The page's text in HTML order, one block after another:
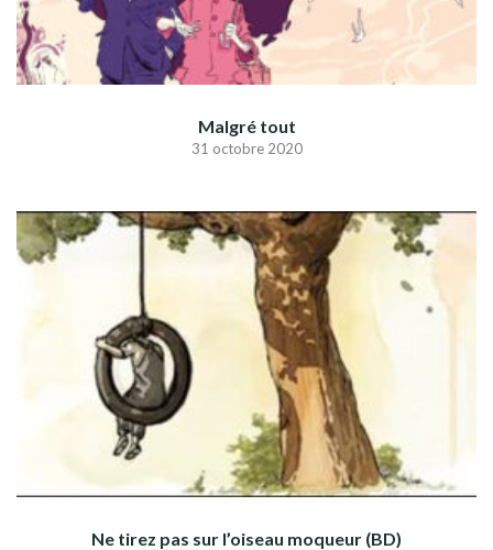
Malgré tout
31 octobre 2020
Ne tirez pas sur l’oiseau moqueur (BD)